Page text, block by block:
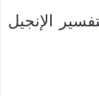
الإنجيل